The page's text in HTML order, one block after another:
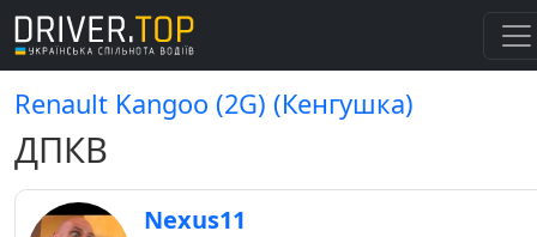
Renault Kangoo (2G) (Кенгушка)
ДПКВ
Nexus11